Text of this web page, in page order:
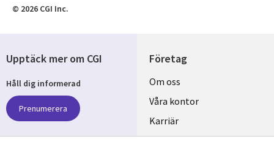
© 2026 CGI Inc.
Företag
Useful
links
SWEDEN
Om oss
Våra kontor
Karriär
Hållbarhet
Upptäck mer om CGI
Håll dig informerad
Prenumerera